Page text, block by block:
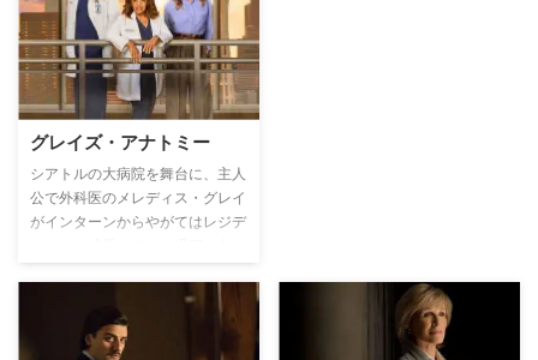
グレイズ・アナトミー
シアトルの大病院を舞台に、主人
公で外科医のメレディス・グレイ
がインターンからやがてはレジデ
で、仕事や恋に悩みながら同僚た
ちと共に前に進んでいく姿を描く
大ヒット医療ドラマ。